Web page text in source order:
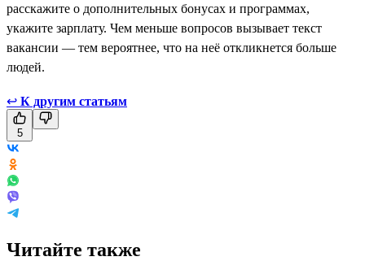
расскажите о дополнительных бонусах и программах,
укажите зарплату. Чем меньше вопросов вызывает текст
вакансии — тем вероятнее, что на неё откликнется больше
людей.
↩ К другим статьям
5
Читайте также